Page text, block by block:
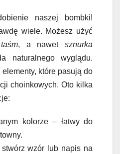
naszej bombki!
wiele. Możesz użyć
taśm, a nawetsznurka
naturalnego wyglądu.
które pasują do
choinkowych. Oto kilka
kolorze – łatwy do
wzór lub napis na